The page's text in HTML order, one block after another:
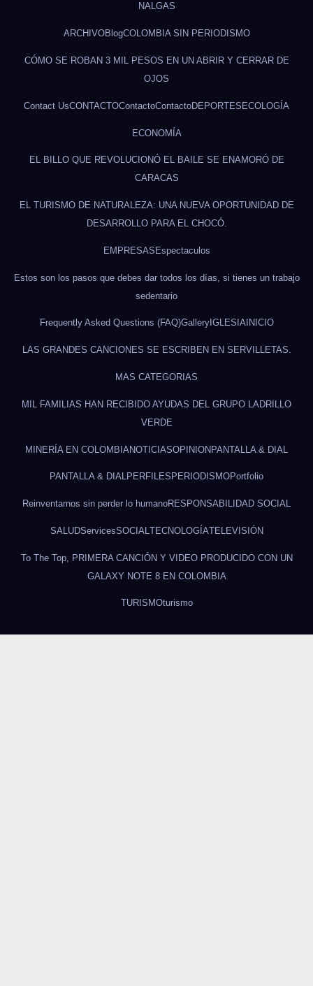
NALGAS
ARCHIVOBlogCOLOMBIA SIN PERIODISMO
CÓMO SE ROBAN 3 MIL PESOS EN UN ABRIR Y CERRAR DE
OJOS
Contact UsCONTACTOContactoContactoDEPORTESECOLOGÍA
ECONOMÍA
EL BILLO QUE REVOLUCIONÓ EL BAILE SE ENAMORÓ DE
CARACAS
EL TURISMO DE NATURALEZA: UNA NUEVA OPORTUNIDAD DE
DESARROLLO PARA EL CHOCÓ.
EMPRESAS Espectaculos
Estos son los pasos que debes dar todos los días, si tienes un trabajo
sedentario
Frequently Asked Questions (FAQ)GalleryIGLESIAINICIO
LAS GRANDES CANCIONES SE ESCRIBEN EN SERVILLETAS.
MAS CATEGORIAS
MIL FAMILIAS HAN RECIBIDO AYUDAS DEL GRUPO LADRILLO
VERDE
MINERÍA EN COLOMBIANOTICIASOPINIONPANTALLA & DIAL
PANTALLA & DIALPERFILES PERIODISMOPortfolio
Reinventarnos sin perder lo humanoRESPONSABILIDAD SOCIAL
SALUDServicesSOCIAL TECNOLOGÍATELEVISIÓN
To The Top, PRIMERA CANCIÓN Y VIDEO PRODUCIDO CON UN
GALAXY NOTE 8 EN COLOMBIA
TURISMOturismo